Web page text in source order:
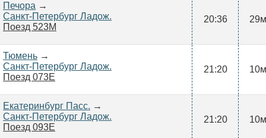
Печора →
Санкт-Петербург Ладож.
Поезд 523М
20:36 29м
Тюмень →
Санкт-Петербург Ладож.
Поезд 073Е
21:20 10м
Екатеринбург Пасс. →
Санкт-Петербург Ладож.
Поезд 093Е
21:20 10м